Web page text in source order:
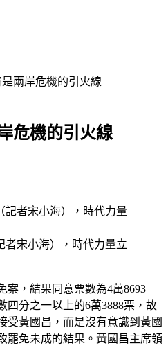
兩岸危機的引火線
危機的引火線
者宋小海），時代力量立
案，結果同意票數為4萬8693
四分之一以上的6萬3888票，故
受黃國昌，而是沒有意識到黃國
罷免未成的結果。黃國昌主席領